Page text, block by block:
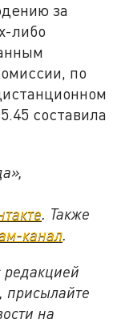
за
либо
по
составила
. Также
канал.
редакцией
на